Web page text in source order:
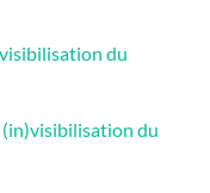
du
du